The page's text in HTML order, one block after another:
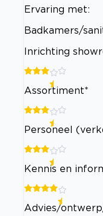
Ervaring met:
Badkamers/
Inrichting
Assortiment*
Personeel
Kennis en
Advies/